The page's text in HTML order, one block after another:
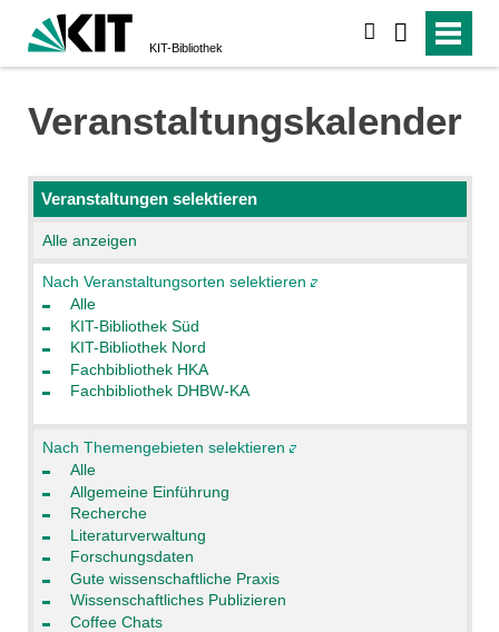
KIT-Bibliothek
Veranstaltungskalender
Veranstaltungen selektieren
Alle anzeigen
Nach Veranstaltungsorten selektieren
Alle
KIT-Bibliothek Süd
KIT-Bibliothek Nord
Fachbibliothek HKA
Fachbibliothek DHBW-KA
Nach Themengebieten selektieren
Alle
Allgemeine Einführung
Recherche
Literaturverwaltung
Forschungsdaten
Gute wissenschaftliche Praxis
Wissenschaftliches Publizieren
Coffee Chats